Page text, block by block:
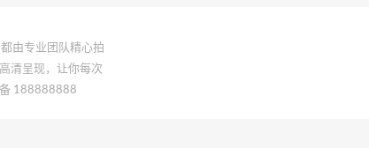
由专业团队精心拍
清呈现，让你每次
188888888